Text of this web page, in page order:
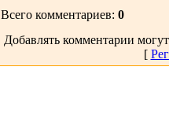
Всего комментариев: 0
Добавлять комментарии
[